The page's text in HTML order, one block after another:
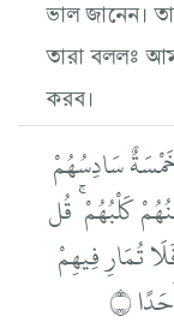
ভাল জানেন।
তারা বললঃ
করব।
سَادِسُهُمْ
كَلْبُهُمْ ۚ قُل
تُمَارِ فِيهِمْ